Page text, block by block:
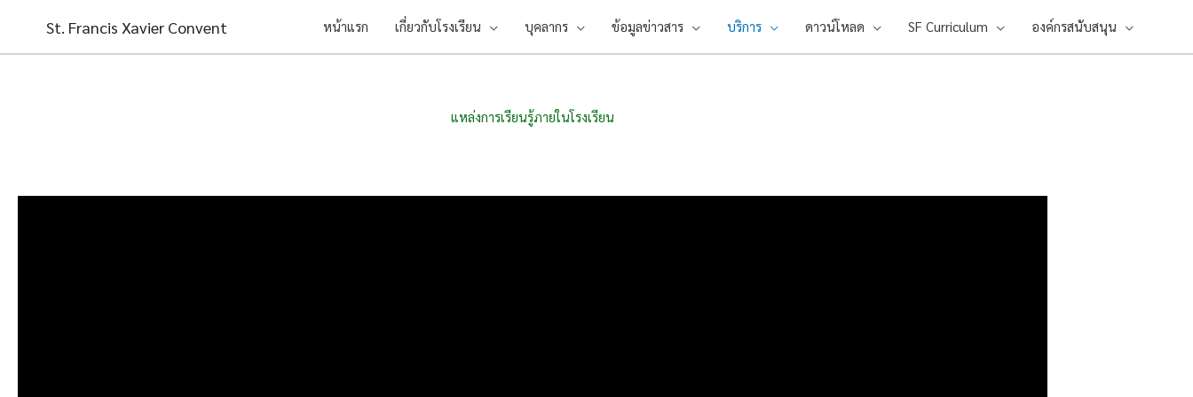
content
St. Francis Xavier Convent หน้าแรก เกี่ยวกับโรงเรียน บุคลากร ข้อมูลข่าวสาร บริการ ดาวน์โหลด SF Curriculum องค์กรสนับสนุน
แหล่งการเรียนรู้ภายในโรงเรียน